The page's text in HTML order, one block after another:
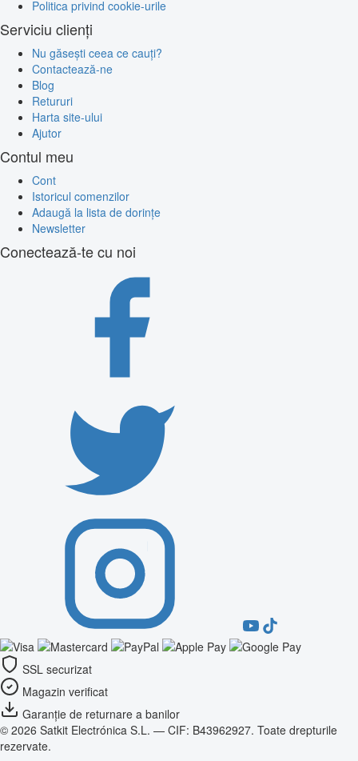
Politica privind cookie-urile
Serviciu clienți
Nu găsești ceea ce cauți?
Contactează-ne
Blog
Retururi
Harta site-ului
Ajutor
Contul meu
Cont
Istoricul comenzilor
Adaugă la lista de dorințe
Newsletter
Conectează-te cu noi
SSL securizat
Magazin verificat
Garanție de returnare a banilor
© 2026 Satkit Electrónica S.L. — CIF: B43962927. Toate drepturile
rezervate.